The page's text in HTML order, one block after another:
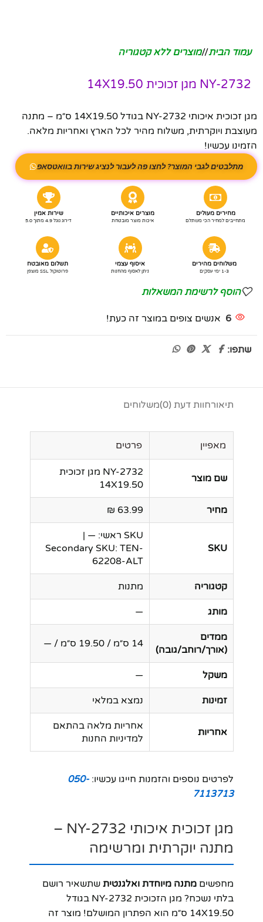
עמוד הבית/ מוצרים ללא קטגוריה
NY-2732 מגן זכוכית 14X19.50
מגן זכוכית איכותי NY-2732 בגודל 14X19.50 ס״מ – מתנה
מעוצבת ויוקרתית, משלוח מהיר לכל הארץ ואחריות מלאה.
הזמינו עכשיו!
מתלבטים לגבי המוצר? לחצו פה לעבור לנציג שירות בוואטסאפ
מחירים מעולים
מתחייבים למחיר הכי משתלם
מוצרים איכותיים
איכות מוצר מובטחת
שירות אמין
דירוג גוגל 4.9 מתוך 5.0
משלוחים מהירים
1-3 ימי עסקים
איסוף עצמי
ניתן לאסוף מהחנות
תשלום מאובטח
פרוטוקול SSL מוצפן
הוסף לרשימת המשאלות
6 אנשים צופים במוצר זה כעת!
שתפו:
תיאורחוות דעת (0) משלוחים
מאפיין פרטים
שם מוצר
NY-2732 מגן זכוכית
14X19.50
מחיר 63.99 ₪
SKU
SKU ראשי: — |
Secondary SKU: TEN-
62208-ALT
קטגוריה מתנות
מותג —
ממדים
(אורך/רוחב/גובה)
14 ס״מ / 19.50 ס״מ / —
משקל —
זמינות נמצא במלאי
אחריות
אחריות מלאה בהתאם
למדיניות החנות
לפרטים נוספים והזמנות חייגו עכשיו: 050-
7113713
מגן זכוכית איכותי NY-2732 –
מתנה יוקרתית ומרשימה
מחפשים מתנה מיוחדת ואלגנטית שתשאיר רושם
בלתי נשכח? מגן הזכוכית NY-2732 בגודל
14X19.50 ס״מ הוא הפתרון המושלם! מוצר זה